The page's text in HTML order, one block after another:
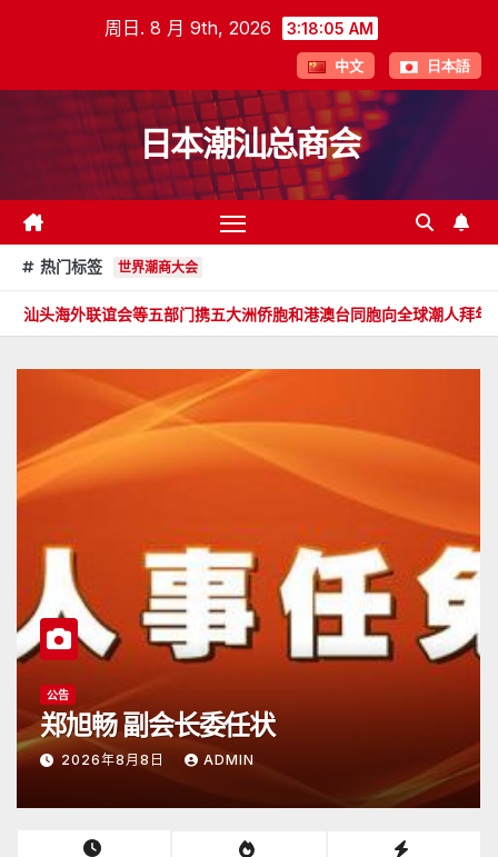
周日. 8 月 9th, 2026 3:18:06 AM
中文 日本語
日本潮汕总商会
热门标签 世界潮商大会
等五部门携五大洲侨胞和港澳台同胞向全球潮人拜年！ 郑旭
日本潮汕总商会开放申请
2026年6月15日